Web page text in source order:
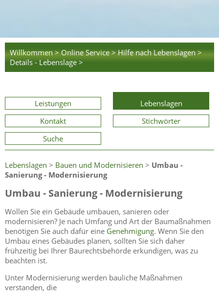
Willkommen > Online Service > Hilfe nach Lebenslagen >
Details - Lebenslage >
Leistungen
Lebenslagen
Kontakt
Stichwörter
Suche
Lebenslagen > Bauen und Modernisieren > Umbau -
Sanierung - Modernisierung
Umbau - Sanierung - Modernisierung
Wollen Sie ein Gebäude umbauen, sanieren oder
modernisieren? Je nach Umfang und Art der Baumaßnahmen
benötigen Sie auch dafür eine Genehmigung. Wenn Sie den
Umbau eines Gebäudes planen, sollten Sie sich daher
frühzeitig bei Ihrer Baurechtsbehörde erkundigen, was zu
beachten ist.
Unter Modernisierung werden bauliche Maßnahmen
verstanden, die